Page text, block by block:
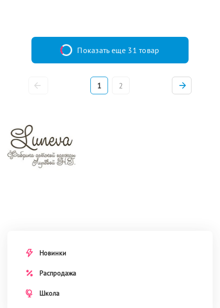
Показать еще 31 товар
1 2
Новинки
Распродажа
Школа